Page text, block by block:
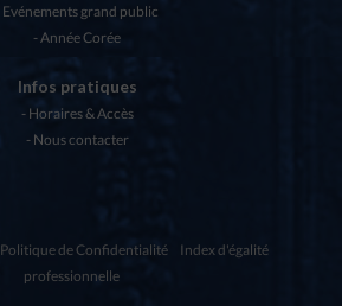
Evénements grand public
Année Corée
Infos pratiques
Horaires & Accès
Nous contacter
Politique de Confidentialité
Index d'égalité
professionnelle